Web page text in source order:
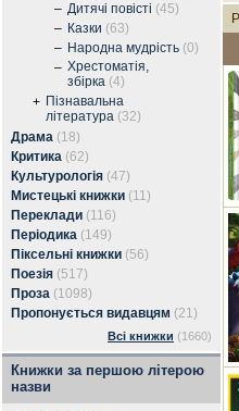
– Дитячі повісті (45)
– Казки (63)
– Народна мудрість (0)
– Хрестоматія,
збірка (4)
+ Пізнавальна
література (32)
Драма (18)
Критика (62)
Культурологія (47)
Мистецькі книжки (11)
Переклади (116)
Періодика (149)
Піксельні книжки (56)
Поезія (517)
Проза (1098)
Пропонується видавцям (21)
Всі книжки (1660)
Книжки за першою літерою
назви